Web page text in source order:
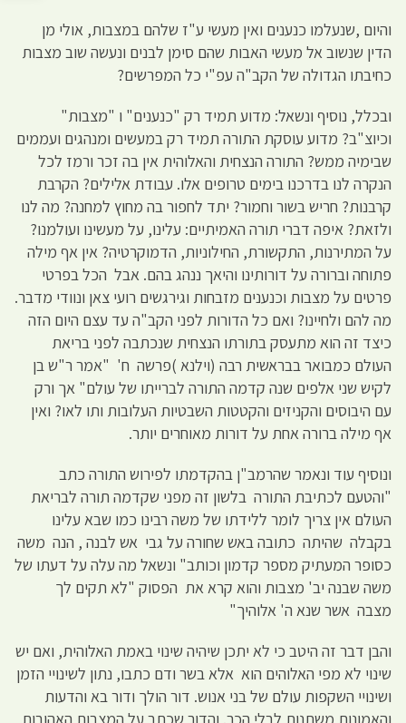
והיום ,שנעלמו כנענים ואין מעשי ע"ז שלהם במצבות, אולי מן
הדין שנשוב אל מעשי האבות שהם סימן לבנים ונעשה שוב מצבות
כחיבתו הגדולה של הקב"ה עפ"י כל המפרשים?
ובכלל, נוסיף ונשאל: מדוע תמיד רק "כנענים" ו "מצבות"
וכיוצ"ב? מדוע עוסקת התורה תמיד רק במעשים ומנהגים ועממים
שבימיה ממש? התורה הנצחית והאלוהית אין בה זכר ורמז לכל
הנקרה לנו בדרכנו בימים טרופים אלו. עבודת אלילים? הקרבת
קרבנות? חריש בשור וחמור? יתד לחפור בה מחוץ למחנה? מה לנו
ולזאת? איפה דברי תורה האמיתיים: עלינו, על מעשינו ועולמנו?
על המתירנות, התקשורת, החילוניות, הדמוקרטיה? אין אף מילה
פתוחה וברורה על דורותינו והיאך ננהג בהם. אבל הכל בפרטי
פרטים על מצבות וכנענים מזבחות וגירגשים רועי צאן ונוודי מדבר.
מה להם ולחיינו? ואם כל הדורות לפני הקב"ה עד עצם היום הזה
כיצד זה הוא מתעסק בתורתו הנצחית שנכתבה לפני בריאת
העולם כמבואר בבראשית רבה (וילנא )פרשה ח' "אמר ר"ש בן
לקיש שני אלפים שנה קדמה התורה לברייתו של עולם" אך ורק
עם היבוסים והקניזים והקטטות השבטיות העלובות ותו לאו? ואין
אף מילה ברורה אחת על דורות מאוחרים יותר.
ונוסיף עוד ונאמר שהרמב"ן בהקדמתו לפירוש התורה כתב
"והטעם לכתיבת התורה בלשון זה מפני שקדמה תורה לבריאת
העולם אין צריך לומר ללידתו של משה רבינו כמו שבא עלינו
בקבלה שהיתה כתובה באש שחורה על גבי אש לבנה , הנה משה
כסופר המעתיק מספר קדמון וכותב" ונשאל מה עלה על דעתו של
משה שבנה יב' מצבות והוא קרא את הפסוק "לא תקים לך
מצבה אשר שנא ה' אלוהיך"
והבן דבר זה היטב כי לא יתכן שיהיה שינוי באמת האלוהית, ואם יש
שינוי לא מפי האלוהים הוא אלא בשר ודם כתבו, נתון לשינויי הזמן
ושינויי השקפות עולם של בני אנוש. דור הולך ודור בא והדעות
והאמונות משתנות לבלי הכר. והדור שכתב על המצבות האהובות